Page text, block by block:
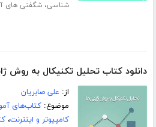
شناسی،شگفتی های
دانلود کتاب تحلیل تکنیکال به روش
از: علی صابریان
موضوع:کتاب‌های
کامپیوتر و اینترنت،